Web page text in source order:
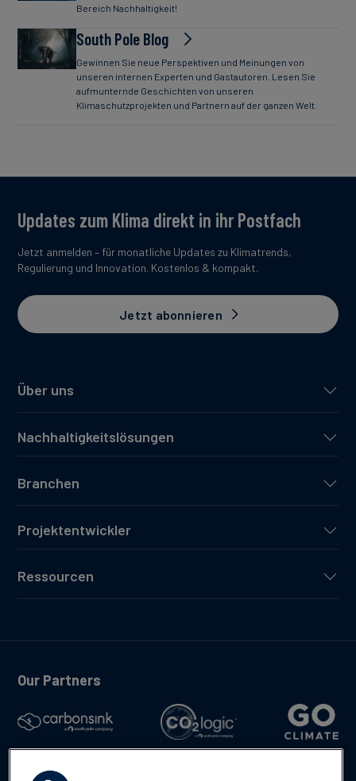
Bereich Nachhaltigkeit!
South Pole Blog
Gewinnen Sie neue Perspektiven und Meinungen von
unseren internen Experten und Gastautoren. Lesen Sie
aufmunternde Geschichten von unseren
Klimaschutzprojekten und Partnern auf der ganzen Welt.
Über uns
Nachhaltigkeitslösungen
Branchen
Projektentwickler
Ressourcen
Updates zum Klima direkt in ihr Postfach
Jetzt anmelden – für monatliche Updates zu Klimatrends,
Regulierung und Innovation. Kostenlos & kompakt.
Jetzt abonnieren
Our Partners